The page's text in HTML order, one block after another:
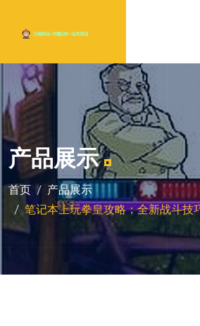
产品展示
首页
产品展示
笔记本上玩拳皇攻略：全新战斗技